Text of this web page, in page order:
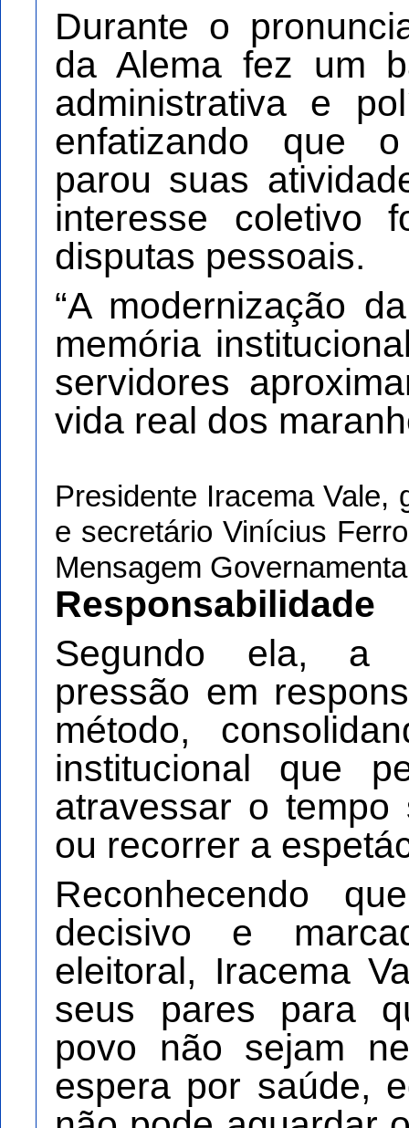
Durante o
da Alema fez um
administrativa e
enfatizando que
parou suas
interesse coletivo
disputas pessoais.
“A modernização
memória
servidores
vida real dos
Presidente Iracema Vale,
e secretário Vinícius
Mensagem
Responsabilidade
Segundo ela, a
pressão em
método,
institucional que
atravessar o
ou recorrer a
Reconhecendo
decisivo e
eleitoral, Iracema
seus pares para
povo não sejam
espera por saúde,